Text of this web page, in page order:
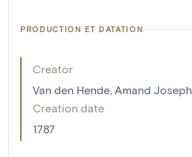
PRODUCTION ET DATATION
Creator
Van den Hende, Amand Joseph
Creation date
1787